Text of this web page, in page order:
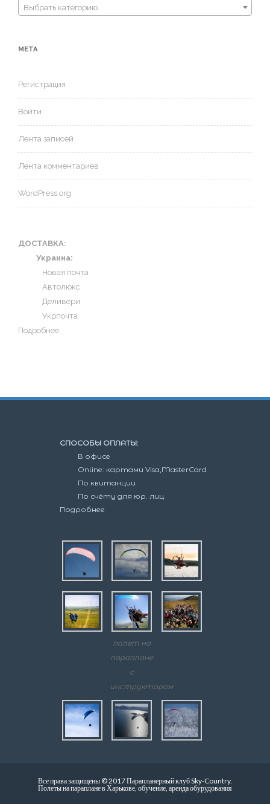
Выбрать категорию
МЕТА
Регистрация
Войти
Лента записей
Лента комментариев
WordPress.org
ДОСТАВКА:
Украина:
Новая почта
Автолюкс
Деливери
Укрпочта
Подробнее
СПОСОБЫ ОПЛАТЫ:
В офисе
Online: картами Visa,MasterCard
По квитанции
По счёту для юр. лиц
Подробнее
полет на
параплане
с
инструктором
Все права защищены © 2017 Парапланерный клуб Sky-Country.
Полеты на параплане в Харькове, обучение, аренда обурудования